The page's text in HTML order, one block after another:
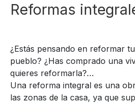
Reformas
¿Estás pensando en reformar
pueblo? ¿Has comprado una
quieres reformarla?…
Una reforma integral es una
las zonas de la casa, ya que